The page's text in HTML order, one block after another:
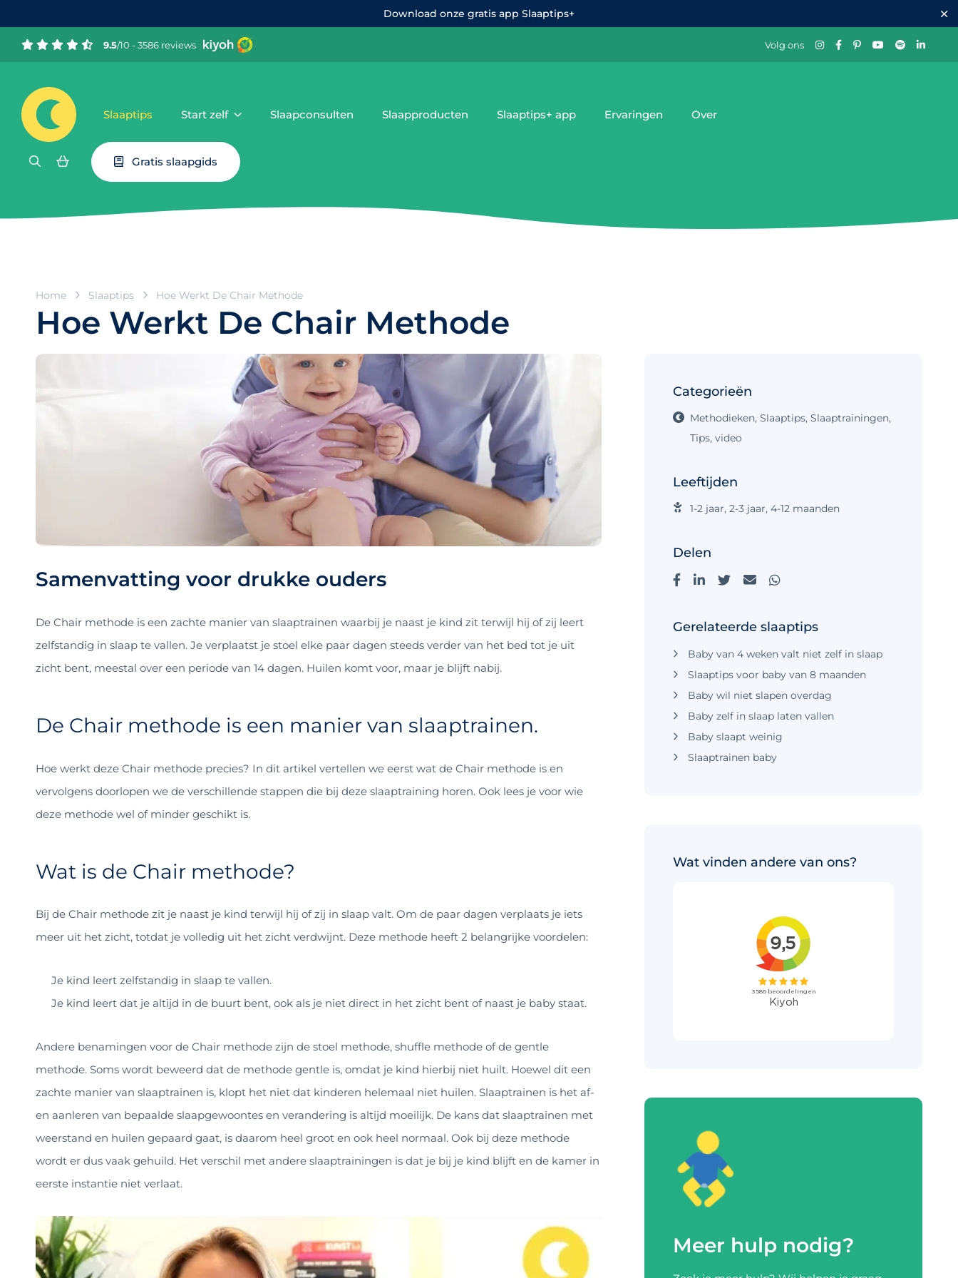
Download onze gratis app Slaaptips+
9.5/10 - 3586 reviews Volg ons
Slaaptips Start zelf Slaapconsulten Slaapproducten Slaaptips+ app Ervaringen Over
Gratis slaapgids
Home Slaaptips Hoe Werkt De Chair Methode
Hoe Werkt De Chair Methode
Samenvatting voor drukke ouders
De Chair methode is een zachte manier van slaaptrainen waarbij je naast je kind zit terwijl hij of zij leert
zelfstandig in slaap te vallen. Je verplaatst je stoel elke paar dagen steeds verder van het bed tot je uit
zicht bent, meestal over een periode van 14 dagen. Huilen komt voor, maar je blijft nabij.
De Chair methode is een manier van slaaptrainen.
Hoe werkt deze Chair methode precies? In dit artikel vertellen we eerst wat de Chair methode is en
vervolgens doorlopen we de verschillende stappen die bij deze slaaptraining horen. Ook lees je voor wie
deze methode wel of minder geschikt is.
Wat is de Chair methode?
Bij de Chair methode zit je naast je kind terwijl hij of zij in slaap valt. Om de paar dagen verplaats je iets
meer uit het zicht, totdat je volledig uit het zicht verdwijnt. Deze methode heeft 2 belangrijke voordelen:
Je kind leert zelfstandig in slaap te vallen.
Je kind leert dat je altijd in de buurt bent, ook als je niet direct in het zicht bent of naast je baby staat.
Andere benamingen voor de Chair methode zijn de stoel methode, shuffle methode of de gentle
methode. Soms wordt beweerd dat de methode gentle is, omdat je kind hierbij niet huilt. Hoewel dit een
zachte manier van slaaptrainen is, klopt het niet dat kinderen helemaal niet huilen. Slaaptrainen is het af-
en aanleren van bepaalde slaapgewoontes en verandering is altijd moeilijk. De kans dat slaaptrainen met
weerstand en huilen gepaard gaat, is daarom heel groot en ook heel normaal. Ook bij deze methode
wordt er dus vaak gehuild. Het verschil met andere slaaptrainingen is dat je bij je kind blijft en de kamer in
eerste instantie niet verlaat.
Categorieën
Methodieken, Slaaptips, Slaaptrainingen,
Tips, video
Leeftijden
1-2 jaar, 2-3 jaar, 4-12 maanden
Delen
Gerelateerde slaaptips
Baby van 4 weken valt niet zelf in slaap
Slaaptips voor baby van 8 maanden
Baby wil niet slapen overdag
Baby zelf in slaap laten vallen
Baby slaapt weinig
Slaaptrainen baby
Wat vinden andere van ons?
Meer hulp nodig?